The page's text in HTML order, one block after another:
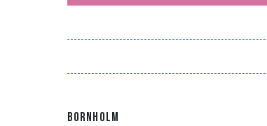
BORNHOLM